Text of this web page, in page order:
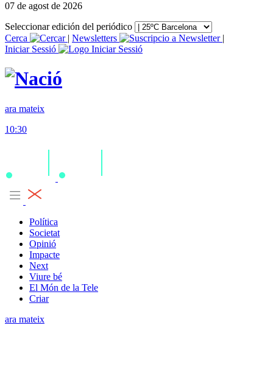
07 de agost de 2026
Seleccionar edición del periódico
Cerca
| Newsletters
|
Iniciar Sessió
ara mateix
10:30
Política
Societat
Opinió
Impacte
Next
Viure bé
El Món de la Tele
Criar
ara mateix